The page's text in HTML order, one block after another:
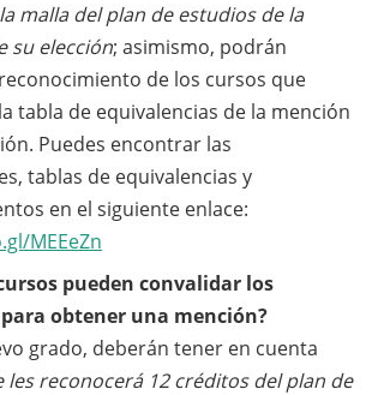
malla del plan de estudios de la
su elección; asimismo, podrán
de los cursos que
tabla de equivalencias de la mención
Puedes encontrar las
tablas de equivalencias y
en el siguiente enlace:
MEEeZn
pueden convalidar los
obtener una mención?
grado, deberán tener en cuenta
les reconocerá 12 créditos del plan de